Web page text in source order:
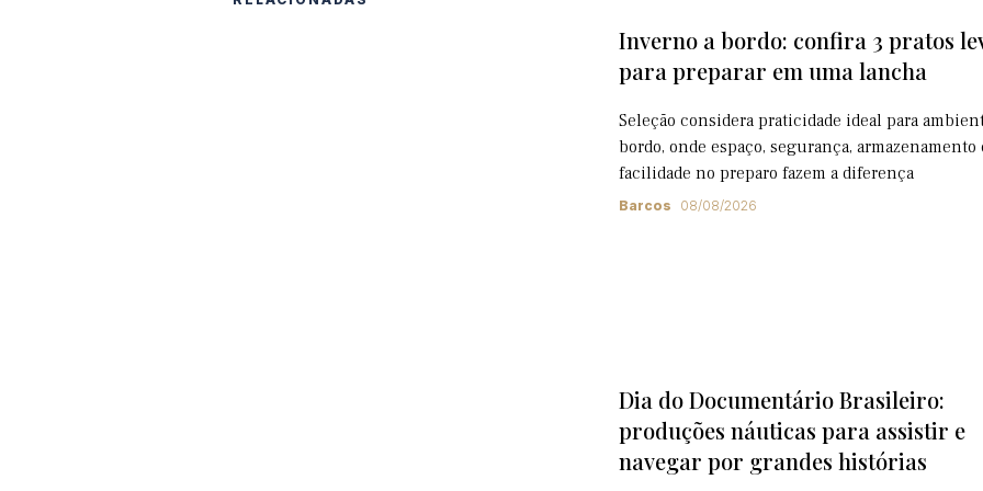
Inverno a bordo: confira 3 pratos
para preparar em uma lancha
Seleção considera praticidade ideal para
bordo, onde espaço, segurança, armazenamento
facilidade no preparo fazem a diferença
Barcos 08/08/2026
Dia do Documentário Brasileiro:
produções náuticas para assistir e
navegar por grandes histórias